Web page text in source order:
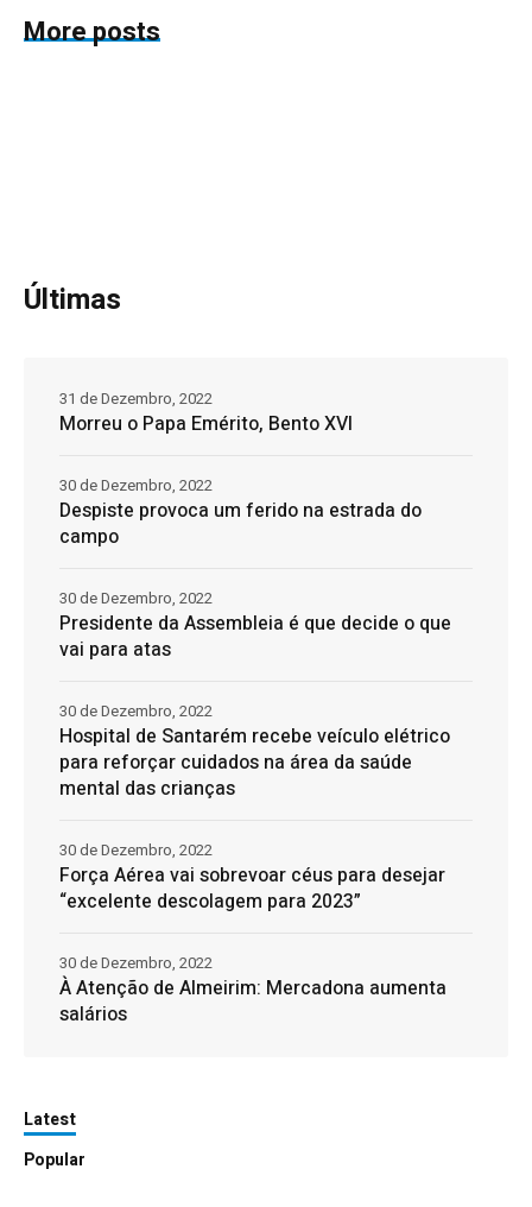
More posts
Últimas
Morreu o Papa Emérito, Bento XVI
31 de Dezembro, 2022
Despiste provoca um ferido na estrada do
campo
30 de Dezembro, 2022
Presidente da Assembleia é que decide o que
vai para atas
30 de Dezembro, 2022
Hospital de Santarém recebe veículo elétrico
para reforçar cuidados na área da saúde
mental das crianças
30 de Dezembro, 2022
Força Aérea vai sobrevoar céus para desejar
“excelente descolagem para 2023”
30 de Dezembro, 2022
À Atenção de Almeirim: Mercadona aumenta
salários
30 de Dezembro, 2022
Latest
Popular